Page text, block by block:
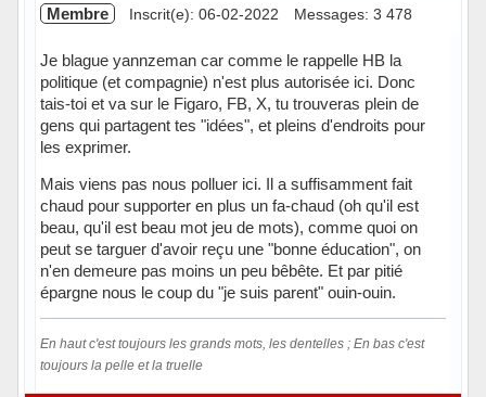
Membre Inscrit(e): 06-02-2022 Messages: 3 478
Je blague yannzeman car comme le rappelle HB la
politique (et compagnie) n'est plus autorisée ici. Donc
tais-toi et va sur le Figaro, FB, X, tu trouveras plein de
gens qui partagent tes "idées", et pleins d'endroits pour
les exprimer.
Mais viens pas nous polluer ici. Il a suffisamment fait
chaud pour supporter en plus un fa-chaud (oh qu'il est
beau, qu'il est beau mot jeu de mots), comme quoi on
peut se targuer d'avoir reçu une "bonne éducation", on
n'en demeure pas moins un peu bêbête. Et par pitié
épargne nous le coup du "je suis parent" ouin-ouin.
En haut c'est toujours les grands mots, les dentelles ; En bas c'est
toujours la pelle et la truelle